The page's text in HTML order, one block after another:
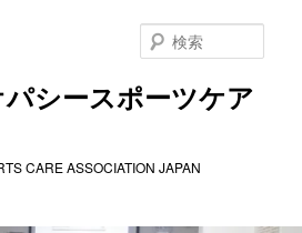
シースポーツケア
CARE ASSOCIATION JAPAN
索